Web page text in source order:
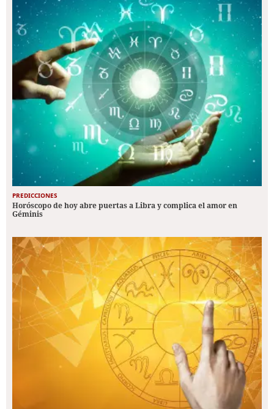
PREDICCIONES
Horóscopo de hoy abre puertas a Libra y complica el amor en
Géminis